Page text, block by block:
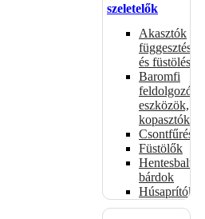
szeletelők
Akasztók
függesztéshez
és füstöléshez
Baromfi
feldolgozó
eszközök,
kopasztók
Csontfűrészek
Füstölők
Hentesbalták,
bárdok
Húsaprítók